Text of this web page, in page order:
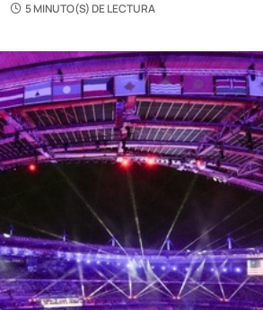
5 MINUTO(S) DE LECTURA